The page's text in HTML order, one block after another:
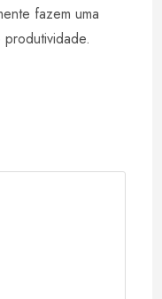
fazem uma